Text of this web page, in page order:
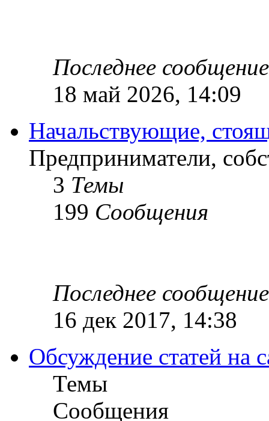
Последнее сообщение
18 май 2026, 14:09
Начальствующие,
Предприниматели,
3 Темы
199 Сообщения
Последнее сообщение
16 дек 2017, 14:38
Обсуждение статей на
Темы
Сообщения